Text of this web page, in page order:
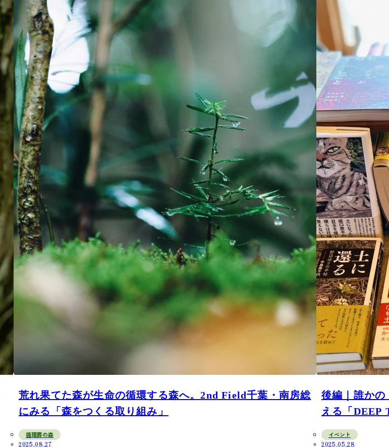
荒れ果てた森が生命の循環する森へ。2nd Field千葉・南房総
にみる「森をつくる取り組み」
循環葬の森
2025.08.27
後編｜誰かの
える「DEEP
イベント
2025.05.28